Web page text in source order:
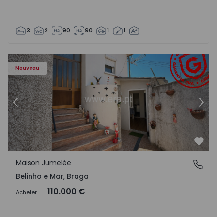
3 2 90 90 1 1
Nouveau
- 12
Maison Jumelée T2 Esposende, Belinho e Mar - 1550427
Précédent
Belinho e Mar, Braga
Maison Jumelée
Belinho e Mar, Braga
Acheter 110.000 €